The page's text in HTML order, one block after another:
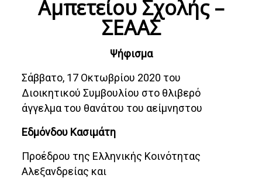
Αμπετείου Σχολής –
ΣΕΑΑΣ
Ψήφισμα
Σάββατο, 17 Οκτωβρίου 2020 του
Διοικητικού Συμβουλίου στο θλιβερό
άγγελμα του θανάτου του αείμνηστου
Εδμόνδου Κασιμάτη
Προέδρου της Ελληνικής Κοινότητας
Αλεξανδρείας και